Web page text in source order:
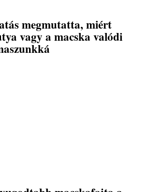
megmutatta, miért
vagy a macska valódi